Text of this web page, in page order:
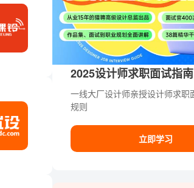
2025设计师求职面试指南
一线大厂设计师亲授设计师求职
规则
立即学习